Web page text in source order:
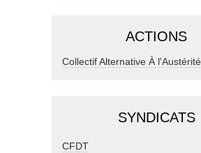
ACTIONS
Collectif Alternative À l'Austérité
SYNDICATS
CFDT